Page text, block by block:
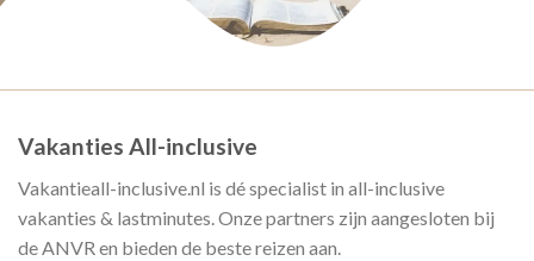
Vakanties All-inclusive
Vakantieall-inclusive.nl is dé specialist in all-inclusive
vakanties & lastminutes. Onze partners zijn aangesloten bij
de ANVR en bieden de beste reizen aan.